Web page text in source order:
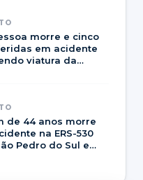
morre e cinco
em acidente
viatura da
de 44 anos morre
na ERS-530
Pedro do Sul e